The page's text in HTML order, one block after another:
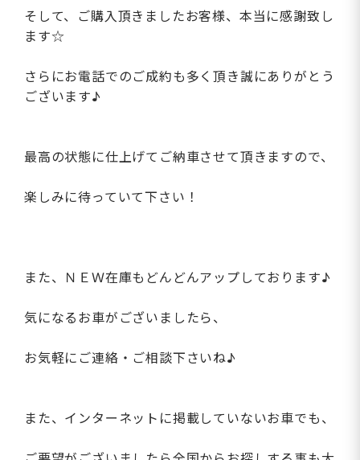
そして、ご購入頂きましたお客様、本当に感謝致し
ます☆
さらにお電話でのご成約も多く頂き誠にありがとう
ございます♪
最高の状態に仕上げてご納車させて頂きますので、
楽しみに待っていて下さい！
また、ＮＥＷ在庫もどんどんアップしております♪
気になるお車がございましたら、
お気軽にご連絡・ご相談下さいね♪
また、インターネットに掲載していないお車でも、